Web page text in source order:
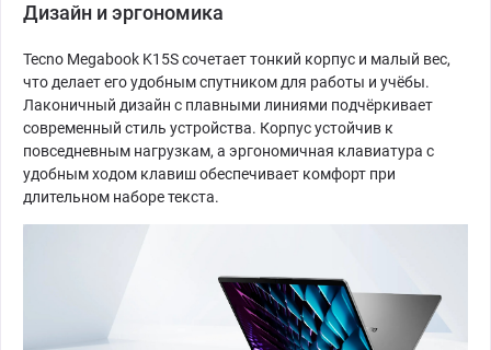
Дизайн и эргономика
Tecno Megabook K15S сочетает тонкий корпус и малый вес,
что делает его удобным спутником для работы и учёбы.
Лаконичный дизайн с плавными линиями подчёркивает
современный стиль устройства. Корпус устойчив к
повседневным нагрузкам, а эргономичная клавиатура с
удобным ходом клавиш обеспечивает комфорт при
длительном наборе текста.